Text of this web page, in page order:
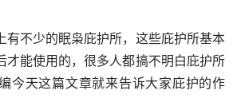
有不少的眠枭庇护所，这些庇护所基本
才能使用的，很多人都搞不明白庇护所
今天这篇文章就来告诉大家庇护的作